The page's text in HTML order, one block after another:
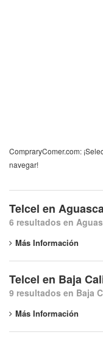
CompraryComer.com:
navegar!
Telcel en
6 resultados en
Más Información
Telcel en Baja
9 resultados en Baja
Más Información